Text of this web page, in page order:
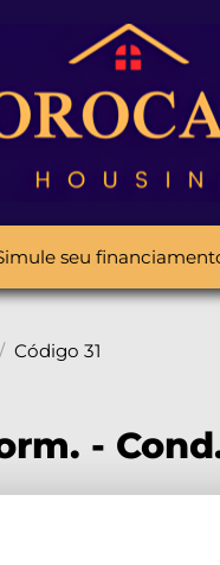
seu
Código 31
-